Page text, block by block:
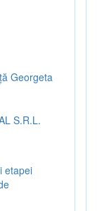
Georgeta
S.R.L.
etapei